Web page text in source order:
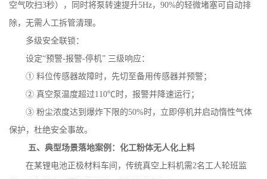
空气吹扫3秒），同时将泵转速提升5Hz， 90%的轻微堵塞可自动排
除，无需人工拆管清理。
多级安全联锁：
设定“预警-报警-停机” 三级响应：
① 料位传感器故障时，先切至备用传感器并预警；
② 真空泵温度超过110℃时，报警并降速运行；
③ 粉尘浓度达到爆炸下限的50%时，立即停机并启动惰性气体
保护，杜绝安全事故。
五、典型场景落地案例：化工粉体无人化上料
在某锂电池正极材料车间，传统真空上料机需2名工人轮班监